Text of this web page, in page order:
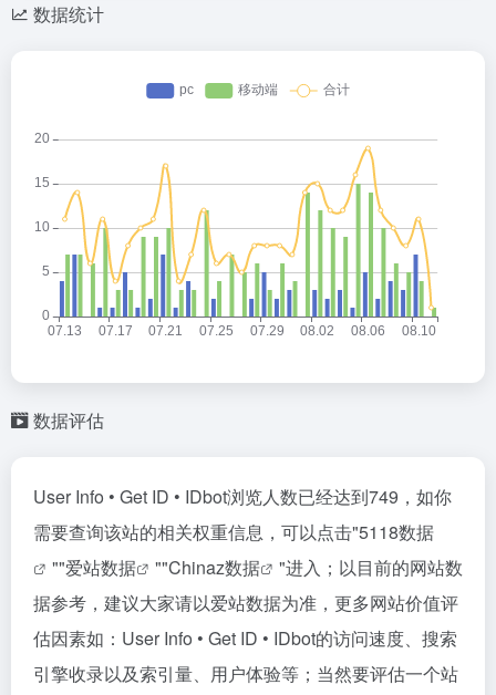
数据统计
数据评估
User Info • Get ID • IDbot浏览人数已经达到749，如你
需要查询该站的相关权重信息，可以点击"5118数据
""爱站数据 ""Chinaz数据
"进入；以目前的网站数
据参考，建议大家请以爱站数据为准，更多网站价值评
估因素如：User Info • Get ID • IDbot的访问速度、搜索
引擎收录以及索引量、用户体验等；当然要评估一个站